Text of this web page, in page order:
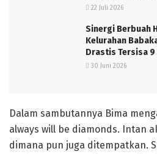
22 Juli 2026
Sinergi Berbuah
Kelurahan
Drastis Tersisa 9
30 Juni 2026
Dalam sambutannya Bima
always will be diamonds. Intan
dimana pun juga ditempatkan.